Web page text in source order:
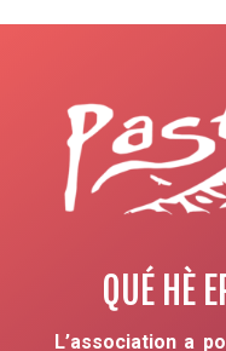
QUÉ HÈ
L’association a